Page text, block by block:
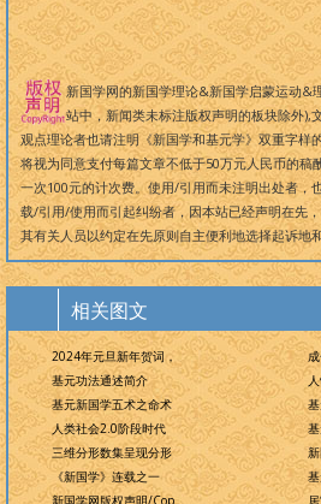
新国学网的新国学理论&新国学启蒙运动&
站中，新闻类未标注版权声明的板块除外),
观点理论者也请注明《新国学和基元学》双重字样
将视为同意支付每篇文章不低于50万元人民币的
一次100元的计次费。使用/引用而未注明出处者，
载/引用/使用而引起纠纷者，因本站已经声明在先
其有关人员以约定在先原则自主便利地选择起诉地
相关图文
2024年元旦新年贺词，
基元功法通述简介
基元新国学五术之命术
人类社会2.0阶段时代
三维分形数集呈现分形
《新国学》连载之一
新国学网版权声明/Cop